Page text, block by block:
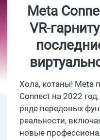
Meta
VR-
Хола, котаны! Meta
Connect на 2022
ряде передовых
реальности,
новые